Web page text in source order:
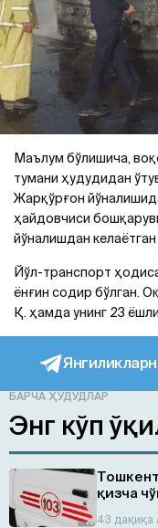
Маълум бўлишича,
тумани ҳудудидан
Жарқўрғон
ҳайдовчиси
йўналишдан
Йўл-транспорт
ёнғин содир бўлган.
Қ. ҳамда унинг 23
БАРЧА ҲУДУДЛАР
Энг кўп
қизча
43 дақиқа